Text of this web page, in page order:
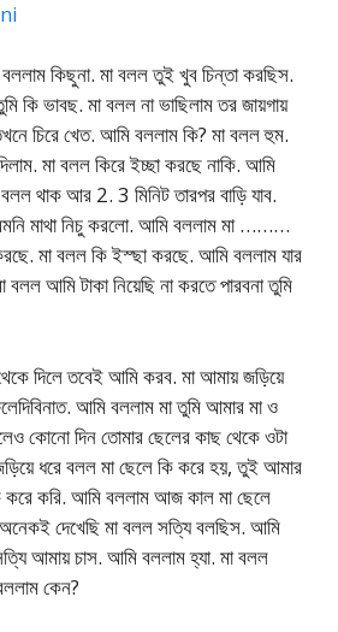
কিছুনা. মা বলল তুই খুব চিন্তা করছিস.
কি ভাবছ. মা বলল না ভাছিলাম তর জায়গায়
চিরে খেত. আমি বললাম কি? মা বলল হুম.
মা বলল কিরে ইচ্ছা করছে নাকি. আমি
থাক আর 2. 3 মিনিট তারপর বাড়ি যাব.
মাথা নিচু করলো. আমি বললাম মা ………
মা বলল কি ইস্ছা করছে. আমি বললাম যার
আমি টাকা নিয়েছি না করতে পারবনা তুমি
দিলে তবেই আমি করব. মা আমায় জড়িয়ে
আমি বললাম মা তুমি আমার মা ও
কোনো দিন তোমার ছেলের কাছ থেকে ওটা
ধরে বলল মা ছেলে কি করে হয়, তুই আমার
করে করি. আমি বললাম আজ কাল মা ছেলে
দেখেছি মা বলল সত্যি বলছিস. আমি
আমায় চাস. আমি বললাম হ্যা. মা বলল
কেন?